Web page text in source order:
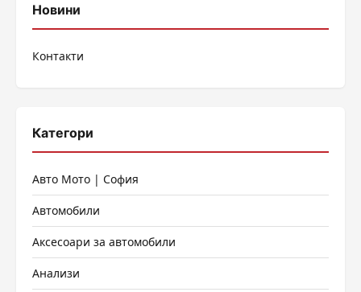
Новини
Контакти
Категори
Авто Мото | София
Автомобили
Аксесоари за автомобили
Анализи